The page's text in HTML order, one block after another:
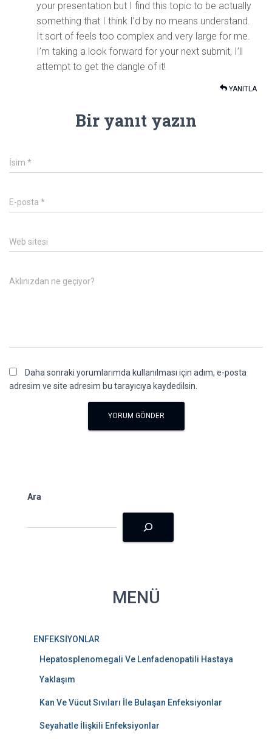
your presentation but I find this topic to be actually
something that I think I’d by no means understand.
It sort of feels too complex and very large for me.
I’m taking a look forward for your next submit, I’ll
attempt to get the dangle of it!
YANITLA
Bir yanıt yazın
İsim *
E-posta *
Web sitesi
Aklınızdan ne geçiyor?
Daha sonraki yorumlarımda kullanılması için adım, e-posta
adresim ve site adresim bu tarayıcıya kaydedilsin.
Ara
MENÜ
ENFEKSİYONLAR
Hepatosplenomegali Ve Lenfadenopatili Hastaya
Yaklaşım
Kan Ve Vücut Sıvıları İle Bulaşan Enfeksiyonlar
Seyahatle İlişkili Enfeksiyonlar